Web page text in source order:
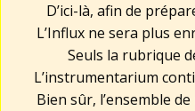
D’ici-là, afin de
L’Influx ne sera plus
Seuls la rubrique
L’instrumentarium
Bien sûr, l’ensemble